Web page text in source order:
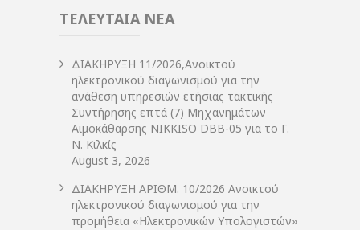
ΤΕΛΕΥΤΑΙΑ ΝΕΑ
ΔIΑΚΗΡΥΞΗ 11/2026,Ανοικτού
ηλεκτρονικού διαγωνισμού για την
ανάθεση υπηρεσιών ετήσιας τακτικής
Συντήρησης επτά (7) Μηχανημάτων
Αιμοκάθαρσης NIKKISO DBB-05 για το Γ.
Ν. Κιλκίς
August 3, 2026
ΔIΑΚΗΡΥΞΗ ΑΡIΘΜ. 10/2026 Ανοικτού
ηλεκτρονικού διαγωνισμού για την
προμήθεια «Ηλεκτρονικών Υπολογιστών»